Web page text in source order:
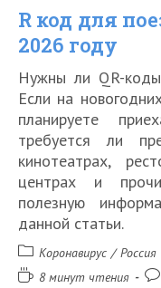
R код для
2026 году
Нужны ли QR-
Если на
планируете
требуется ли
кинотеатрах,
центрах и
полезную
данной статьи.
Рубрика
записи:
Коронавирус / Россия
Время8 минут чтения